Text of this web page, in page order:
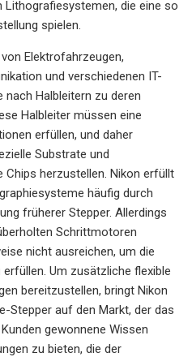
Lithografiesystemen, die eine so
spielen.
Elektrofahrzeugen,
und verschiedenen IT-
Halbleitern zu deren
Halbleiter müssen eine
erfüllen, und daher
Substrate und
herzustellen. Nikon erfüllt
häufig durch
früherer Stepper. Allerdings
Schrittmotoren
nicht ausreichen, um die
Um zusätzliche flexible
bereitzustellen, bringt Nikon
Stepper auf den Markt, der das
gewonnene Wissen
zu bieten, die der